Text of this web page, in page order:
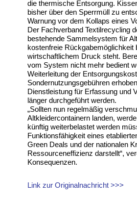
die thermische Entsorgung.
bisher über den Sperrmüll zu
Warnung vor dem Kollaps eines
Der Fachverband Textilrecycling
bestehende Sammelsystem für
kostenfreie
wirtschaftlichem Druck steht.
vom System nicht mehr bedient
Weiterleitung der
Sondernutzungsgebühren
Dienstleistung für Erfassung und
länger durchgeführt werden.
„Sollten nun regelmäßig
Altkleidercontainern landen,
künftig weiterbelastet werden
Funktionsfähigkeit eines
Green Deals und der nationalen
Ressourceneffizienz darstellt“,
Konsequenzen.
Link zur Originalnachricht >>>